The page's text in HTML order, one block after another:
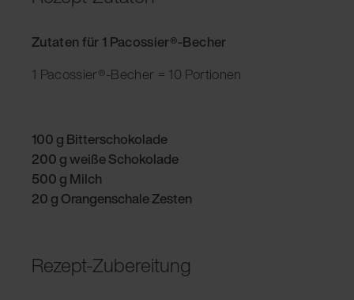
Zutaten für 1 Pacossier®-Becher
1 Pacossier®-Becher = 10 Portionen
100 g Bitterschokolade
200 g weiße Schokolade
500 g Milch
20 g Orangenschale Zesten
Rezept-Zubereitung